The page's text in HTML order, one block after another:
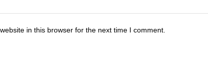
in this browser for the next time I comment.